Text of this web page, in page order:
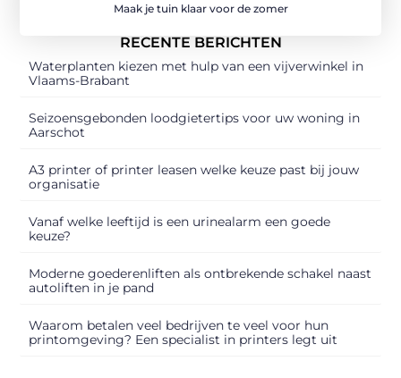
Maak je tuin klaar voor de zomer
RECENTE BERICHTEN
Waterplanten kiezen met hulp van een vijverwinkel in
Vlaams-Brabant
Seizoensgebonden loodgietertips voor uw woning in
Aarschot
A3 printer of printer leasen welke keuze past bij jouw
organisatie
Vanaf welke leeftijd is een urinealarm een goede
keuze?
Moderne goederenliften als ontbrekende schakel naast
autoliften in je pand
Waarom betalen veel bedrijven te veel voor hun
printomgeving? Een specialist in printers legt uit